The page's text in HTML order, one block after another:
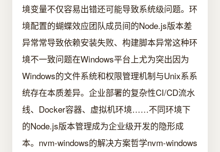
境变量不仅容易出错还可能导致系统级问题。环
境配置的蝴蝶效应团队成员间的Node.js版本差
异常常导致依赖安装失败、构建脚本异常这种环
境不一致问题在Windows平台上尤为突出因为
Windows的文件系统和权限管理机制与Unix系系
统存在本质差异。企业部署的复杂性CI/CD流水
线、Docker容器、虚拟机环境……不同环境下
的Node.js版本管理成为企业级开发的隐形成
本。nvm-windows的解决方案哲学nvm-windows